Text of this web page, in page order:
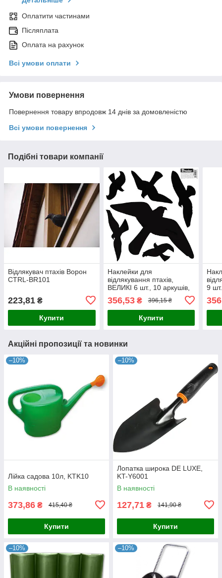
Оплатити частинами
Післяплата
Оплата на рахунок
Всі умови оплати
Умови повернення
Повернення товару впродовж 14 днів за домовленістю
Всі умови повернення
Подібні товари компанії
Відлякувач птахів Ворон
CTRL-BR101
223,81 ₴
Купити
Наклейки для
відлякування птахів,
ВЕЛИКІ 6 шт., 10 аркушів,
356,53₴ 396,15 ₴
Купити
9
Акційні пропозиції та новинки
–10%
Лійка садова 10л, KTK10
В наявності
373,86 ₴ 415,40 ₴
Купити
–10%
Лопатка широка DE LUXE,
KT-Y6001
В наявності
127,71 ₴ 141,90 ₴
Купити
–10% –10%